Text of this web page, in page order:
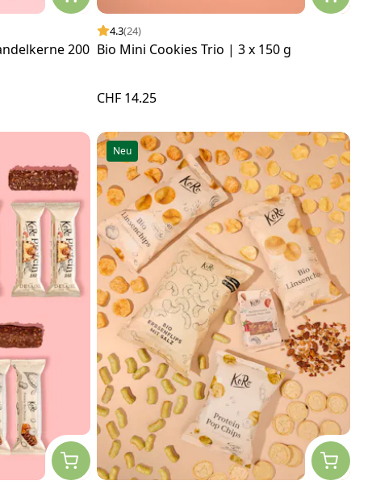
200
4.3(24)
Bio Mini Cookies Trio | 3 x 150 g
CHF 14.25
Neu